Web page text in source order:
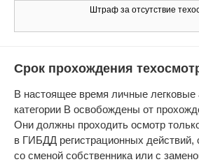
Штраф за отсутствие
Срок прохождения
В настоящее время личные легковые
категории B освобождены от
Они должны проходить осмотр
в ГИБДД регистрационных действий,
со сменой собственника или с